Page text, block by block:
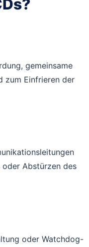
gemeinsame
zum Einfrieren der
oder Abstürzen des
oder Watchdog-